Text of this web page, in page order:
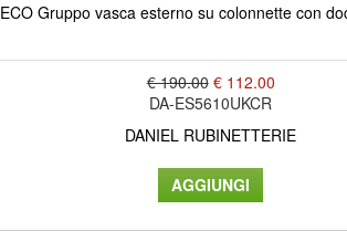
ECO Gruppo vasca esterno su colonnette con
€ 190.00 € 112.00
DA-ES5610UKCR
DANIEL RUBINETTERIE